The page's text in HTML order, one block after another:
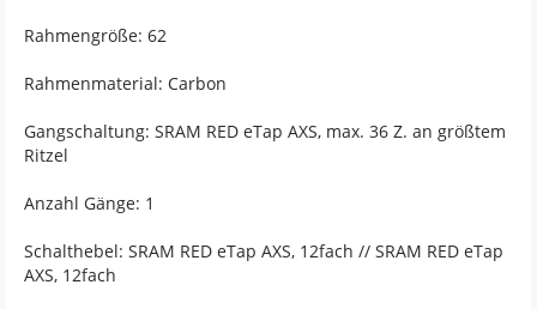
Rahmengröße: 62
Rahmenmaterial: Carbon
Gangschaltung: SRAM RED eTap AXS, max. 36 Z. an größtem
Ritzel
Anzahl Gänge: 1
Schalthebel: SRAM RED eTap AXS, 12fach // SRAM RED eTap
AXS, 12fach